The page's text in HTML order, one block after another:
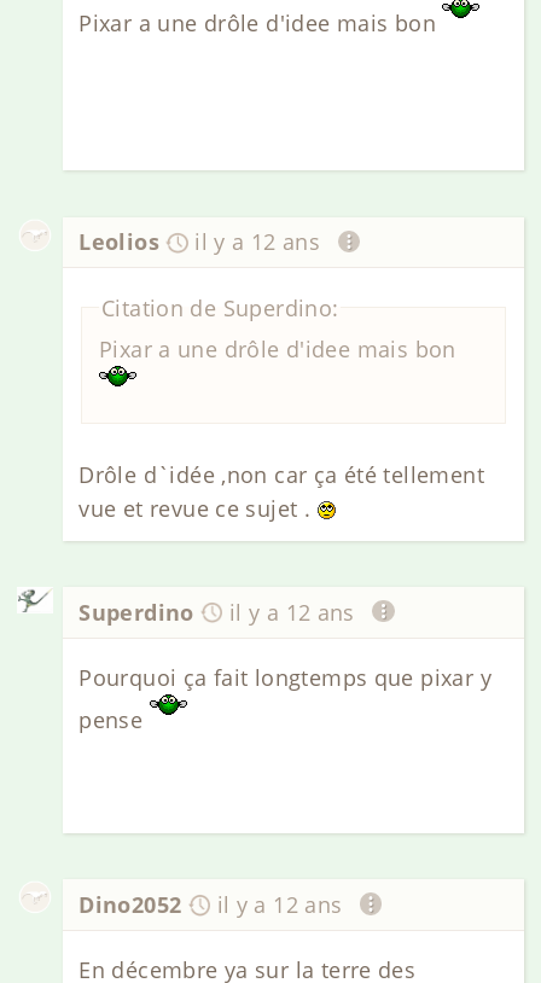
Pixar a une drôle d'idee mais bon
Leolios il y a 12 ans
Citation de Superdino:
Pixar a une drôle d'idee mais bon
Drôle d`idée ,non car ça été tellement
vue et revue ce sujet .
Superdino il y a 12 ans
Pourquoi ça fait longtemps que pixar y
pense
Dino2052 il y a 12 ans
En décembre ya sur la terre des